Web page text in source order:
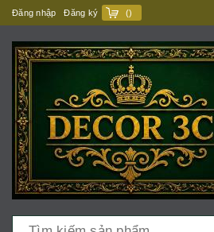
Đăng nhập Đăng ký ()